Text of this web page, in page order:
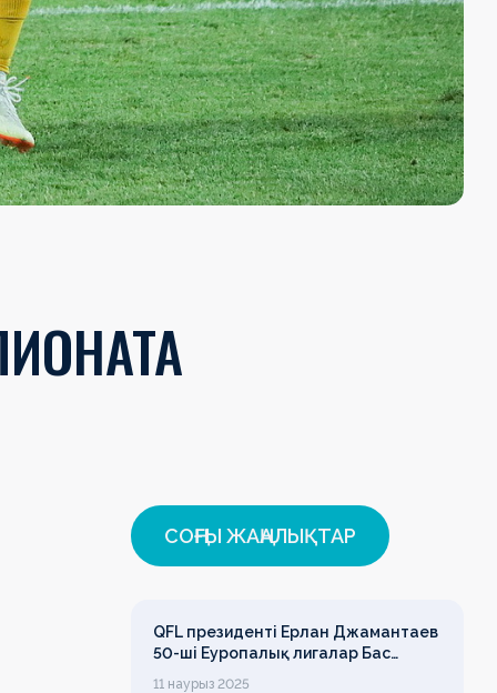
СОҢҒЫ ЖАҢАЛЫҚТАР
QFL президенті Ерлан Джамантаев
50-ші Еуропалық лигалар Бас
11 наурыз 2025